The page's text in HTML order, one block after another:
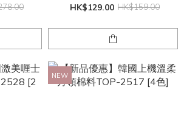
HK$129.00 HK$159.00
NEW